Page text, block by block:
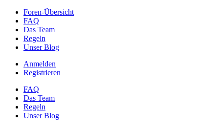
Foren-Übersicht
FAQ
Das Team
Regeln
Unser Blog
Anmelden
Registrieren
FAQ
Das Team
Regeln
Unser Blog